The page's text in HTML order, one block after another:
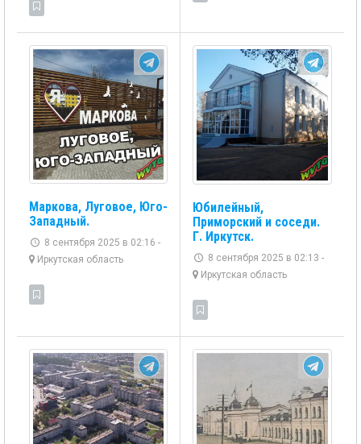
Маркова, Луговое, Юго-
Западный.
8 сентября 2025 в 02:16 -
Иркутская область
Юбилейный,
Приморский и соседи.
Г. Иркутск.
8 сентября 2025 в 02:13 -
Иркутская область